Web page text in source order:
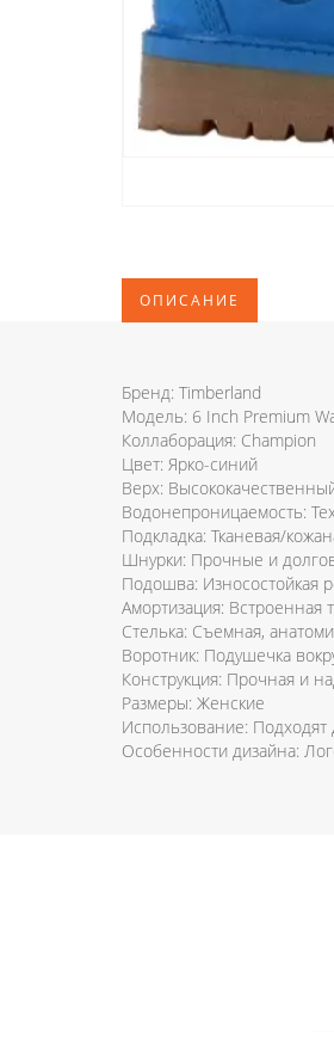
ОПИСАНИЕ
Бренд: Timberland
Модель: 6 Inch Premium
Коллаборация: Champion
Цвет: Ярко-синий
Верх:
Водонепроницаемость:
Подкладка: Тканевая/
Шнурки: Прочные и
Подошва: Износостойкая
Амортизация: Встроенная
Стелька: Съемная,
Воротник: Подушечка
Конструкция: Прочная и
Размеры: Женские
Использование: Подходят
Особенности дизайна: